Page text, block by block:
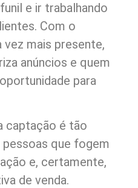
e ir trabalhando
Com o
mais presente,
anúncios e quem
para
captação é tão
pessoas que fogem
e, certamente,
de venda.